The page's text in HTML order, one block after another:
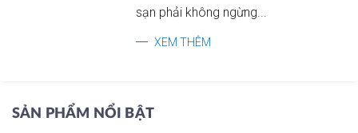
sạn phải không ngừng...
XEM THÊM
SẢN PHẨM NỔI BẬT